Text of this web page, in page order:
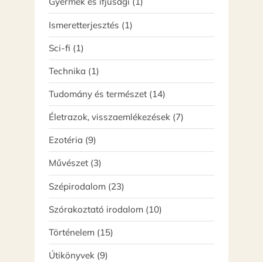
termék
Ismeretterjesztés 11
termék
Sci-fi 11
termék
Technika 11
termék
Tudomány és természet 1414
termék
Életrazok, visszaemlékezések 77
termék
Ezotéria 99
termék
Művészet 33
termék
Szépirodalom 2323
termék
Szórakoztató irodalom 1010
termék
Történelem 1515
termék
Útikönyvek 99